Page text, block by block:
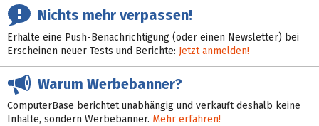
Nichts mehr verpassen!
Erhalte eine Push-Benachrichtigung (oder einen Newsletter) bei
Erscheinen neuer Tests und Berichte: Jetzt anmelden!
Warum Werbebanner?
ComputerBase berichtet unabhängig und verkauft deshalb keine
Inhalte, sondern Werbebanner. Mehr erfahren!